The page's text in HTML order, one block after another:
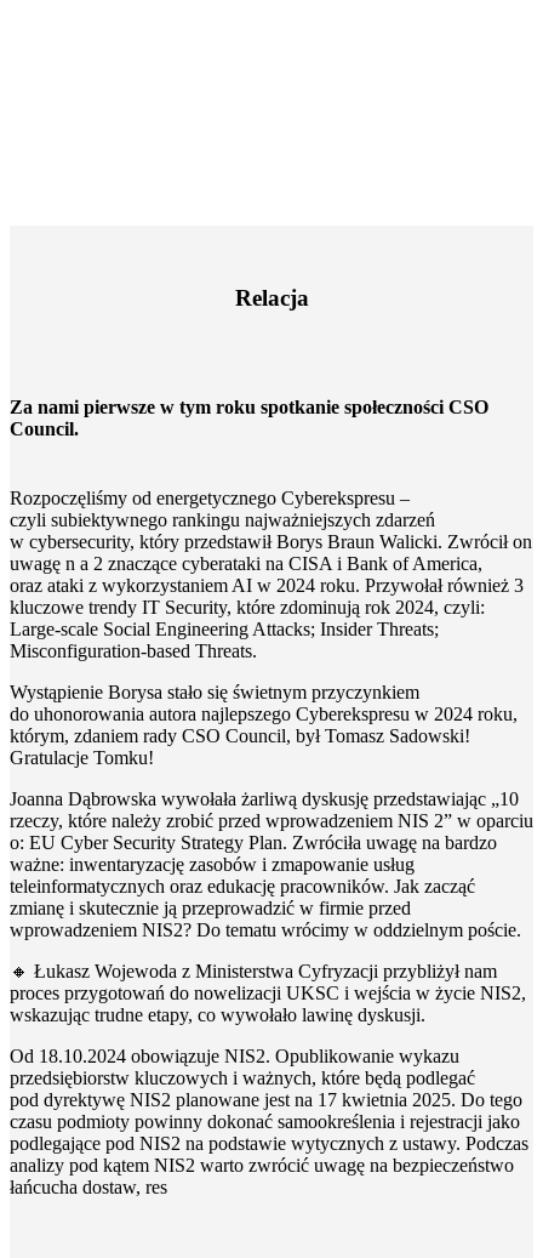
Relacja
Za nami pierwsze w tym roku spotkanie społeczności CSO
Council.
Rozpoczęliśmy od energetycznego Cyberekspresu –
czyli subiektywnego rankingu najważniejszych zdarzeń
w cybersecurity, który przedstawił Borys Braun Walicki. Zwrócił on
uwagę n a 2 znaczące cyberataki na CISA i Bank of America,
oraz ataki z wykorzystaniem AI w 2024 roku. Przywołał również 3
kluczowe trendy IT Security, które zdominują rok 2024, czyli:
Large-scale Social Engineering Attacks; Insider Threats;
Misconfiguration-based Threats.
Wystąpienie Borysa stało się świetnym przyczynkiem
do uhonorowania autora najlepszego Cyberekspresu w 2024 roku,
którym, zdaniem rady CSO Council, był Tomasz Sadowski!
Gratulacje Tomku!
Joanna Dąbrowska wywołała żarliwą dyskusję przedstawiając „10
rzeczy, które należy zrobić przed wprowadzeniem NIS 2” w oparciu
o: EU Cyber Security Strategy Plan. Zwróciła uwagę na bardzo
ważne: inwentaryzację zasobów i zmapowanie usług
teleinformatycznych oraz edukację pracowników. Jak zacząć
zmianę i skutecznie ją przeprowadzić w firmie przed
wprowadzeniem NIS2? Do tematu wrócimy w oddzielnym poście.
🔸 Łukasz Wojewoda z Ministerstwa Cyfryzacji przybliżył nam
proces przygotowań do nowelizacji UKSC i wejścia w życie NIS2,
wskazując trudne etapy, co wywołało lawinę dyskusji.
Od 18.10.2024 obowiązuje NIS2. Opublikowanie wykazu
przedsiębiorstw kluczowych i ważnych, które będą podlegać
pod dyrektywę NIS2 planowane jest na 17 kwietnia 2025. Do tego
czasu podmioty powinny dokonać samookreślenia i rejestracji jako
podlegające pod NIS2 na podstawie wytycznych z ustawy. Podczas
analizy pod kątem NIS2 warto zwrócić uwagę na bezpieczeństwo
łańcucha dostaw, res